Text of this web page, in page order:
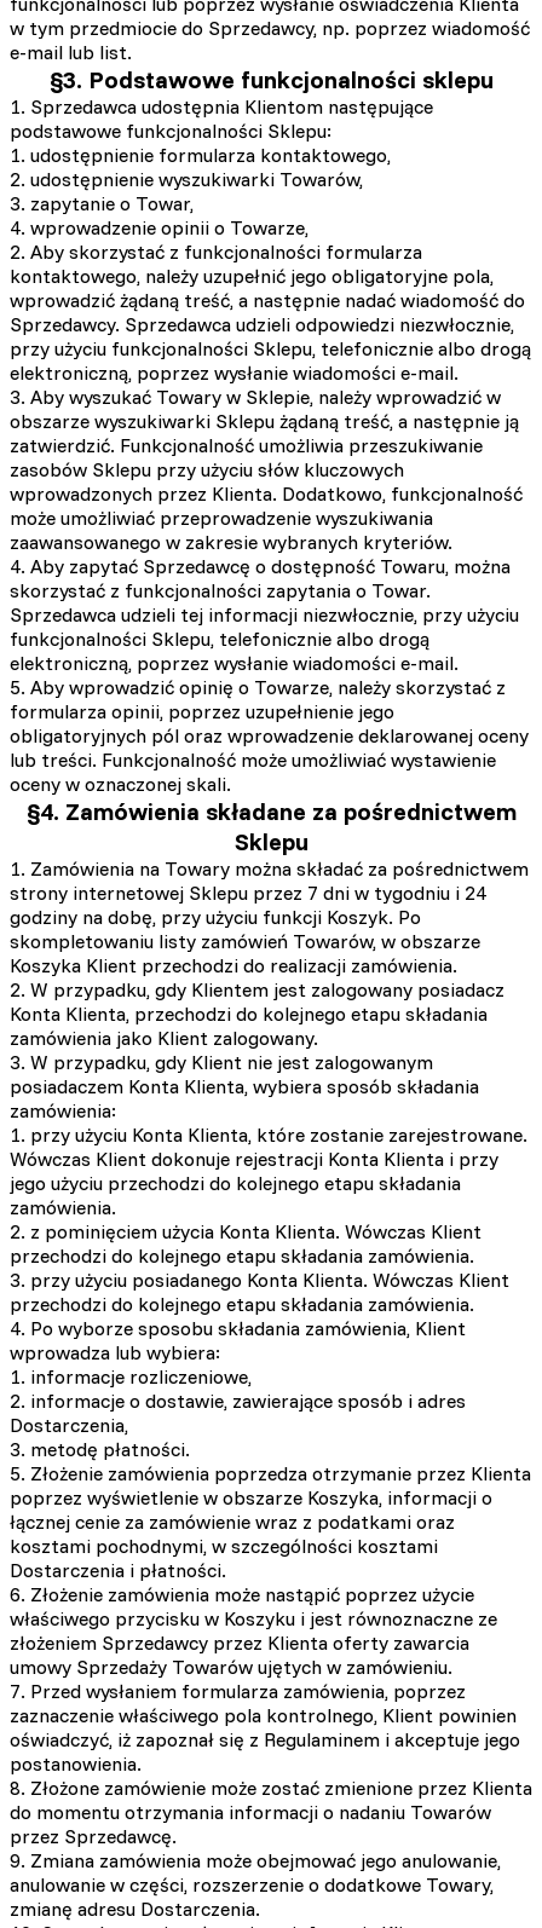
w tym przedmiocie do Sprzedawcy, np. poprzez wiadomość
e-mail lub list.
§3. Podstawowe funkcjonalności sklepu
1. Sprzedawca udostępnia Klientom następujące
podstawowe funkcjonalności Sklepu:
1. udostępnienie formularza kontaktowego,
2. udostępnienie wyszukiwarki Towarów,
3. zapytanie o Towar,
4. wprowadzenie opinii o Towarze,
2. Aby skorzystać z funkcjonalności formularza
kontaktowego, należy uzupełnić jego obligatoryjne pola,
wprowadzić żądaną treść, a następnie nadać wiadomość do
Sprzedawcy. Sprzedawca udzieli odpowiedzi niezwłocznie,
przy użyciu funkcjonalności Sklepu, telefonicznie albo drogą
elektroniczną, poprzez wysłanie wiadomości e-mail.
3. Aby wyszukać Towary w Sklepie, należy wprowadzić w
obszarze wyszukiwarki Sklepu żądaną treść, a następnie ją
zatwierdzić. Funkcjonalność umożliwia przeszukiwanie
zasobów Sklepu przy użyciu słów kluczowych
wprowadzonych przez Klienta. Dodatkowo, funkcjonalność
może umożliwiać przeprowadzenie wyszukiwania
zaawansowanego w zakresie wybranych kryteriów.
4. Aby zapytać Sprzedawcę o dostępność Towaru, można
skorzystać z funkcjonalności zapytania o Towar.
Sprzedawca udzieli tej informacji niezwłocznie, przy użyciu
funkcjonalności Sklepu, telefonicznie albo drogą
elektroniczną, poprzez wysłanie wiadomości e-mail.
5. Aby wprowadzić opinię o Towarze, należy skorzystać z
formularza opinii, poprzez uzupełnienie jego
obligatoryjnych pól oraz wprowadzenie deklarowanej oceny
lub treści. Funkcjonalność może umożliwiać wystawienie
oceny w oznaczonej skali.
§4. Zamówienia składane za pośrednictwem
Sklepu
1. Zamówienia na Towary można składać za pośrednictwem
strony internetowej Sklepu przez 7 dni w tygodniu i 24
godziny na dobę, przy użyciu funkcji Koszyk. Po
skompletowaniu listy zamówień Towarów, w obszarze
Koszyka Klient przechodzi do realizacji zamówienia.
2. W przypadku, gdy Klientem jest zalogowany posiadacz
Konta Klienta, przechodzi do kolejnego etapu składania
zamówienia jako Klient zalogowany.
3. W przypadku, gdy Klient nie jest zalogowanym
posiadaczem Konta Klienta, wybiera sposób składania
zamówienia:
1. przy użyciu Konta Klienta, które zostanie zarejestrowane.
Wówczas Klient dokonuje rejestracji Konta Klienta i przy
jego użyciu przechodzi do kolejnego etapu składania
zamówienia.
2. z pominięciem użycia Konta Klienta. Wówczas Klient
przechodzi do kolejnego etapu składania zamówienia.
3. przy użyciu posiadanego Konta Klienta. Wówczas Klient
przechodzi do kolejnego etapu składania zamówienia.
4. Po wyborze sposobu składania zamówienia, Klient
wprowadza lub wybiera:
1. informacje rozliczeniowe,
2. informacje o dostawie, zawierające sposób i adres
Dostarczenia,
3. metodę płatności.
5. Złożenie zamówienia poprzedza otrzymanie przez Klienta
poprzez wyświetlenie w obszarze Koszyka, informacji o
łącznej cenie za zamówienie wraz z podatkami oraz
kosztami pochodnymi, w szczególności kosztami
Dostarczenia i płatności.
6. Złożenie zamówienia może nastąpić poprzez użycie
właściwego przycisku w Koszyku i jest równoznaczne ze
złożeniem Sprzedawcy przez Klienta oferty zawarcia
umowy Sprzedaży Towarów ujętych w zamówieniu.
7. Przed wysłaniem formularza zamówienia, poprzez
zaznaczenie właściwego pola kontrolnego, Klient powinien
oświadczyć, iż zapoznał się z Regulaminem i akceptuje jego
postanowienia.
8. Złożone zamówienie może zostać zmienione przez Klienta
do momentu otrzymania informacji o nadaniu Towarów
przez Sprzedawcę.
9. Zmiana zamówienia może obejmować jego anulowanie,
anulowanie w części, rozszerzenie o dodatkowe Towary,
zmianę adresu Dostarczenia.